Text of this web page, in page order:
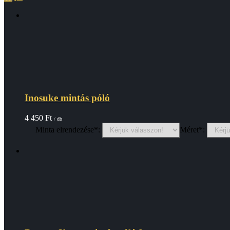
Inosuke mintás póló
4 450 Ft / db
Méret*:
Minta elrendezése*: